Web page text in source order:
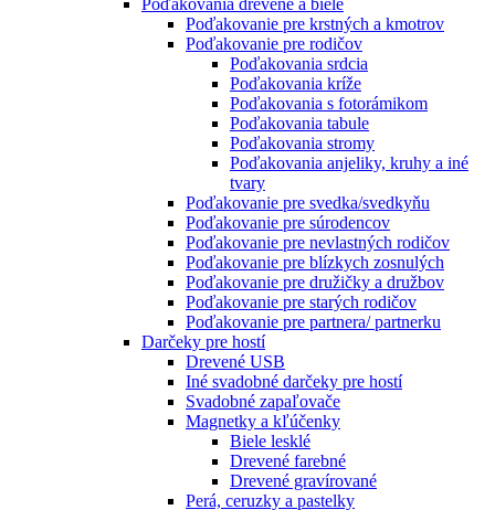
Poďakovania drevené a biele
Poďakovanie pre krstných a kmotrov
Poďakovanie pre rodičov
Poďakovania srdcia
Poďakovania kríže
Poďakovania s fotorámikom
Poďakovania tabule
Poďakovania stromy
Poďakovania anjeliky, kruhy a iné
tvary
Poďakovanie pre svedka/svedkyňu
Poďakovanie pre súrodencov
Poďakovanie pre nevlastných rodičov
Poďakovanie pre blízkych zosnulých
Poďakovanie pre družičky a družbov
Poďakovanie pre starých rodičov
Poďakovanie pre partnera/ partnerku
Darčeky pre hostí
Drevené USB
Iné svadobné darčeky pre hostí
Svadobné zapaľovače
Magnetky a kľúčenky
Biele lesklé
Drevené farebné
Drevené gravírované
Perá, ceruzky a pastelky